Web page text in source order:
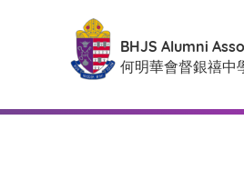
BHJS Alumni
何明華會督銀禧中